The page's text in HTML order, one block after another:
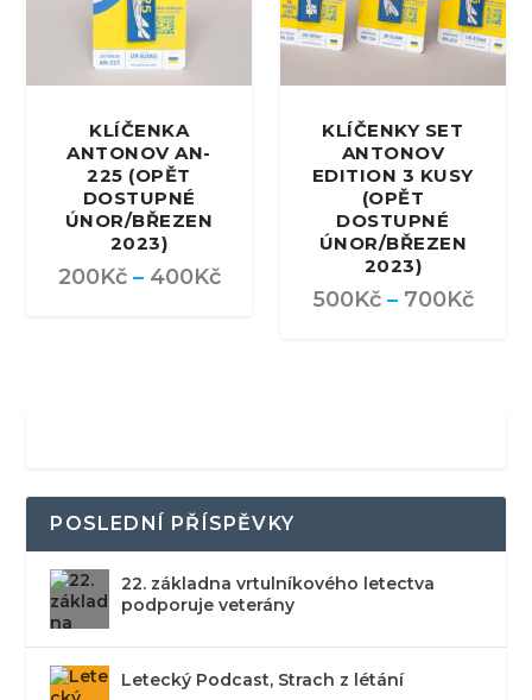
KLÍČENKA
ANTONOV AN-
225 (OPĚT
DOSTUPNÉ
ÚNOR/BŘEZEN
2023)
200Kč– 400Kč
KLÍČENKY SET
ANTONOV
EDITION 3 KUSY
(OPĚT
DOSTUPNÉ
ÚNOR/BŘEZEN
2023)
500Kč– 700Kč
POSLEDNÍ PŘÍSPĚVKY
22. základna vrtulníkového letectva
podporuje veterány
Letecký Podcast, Strach z létání